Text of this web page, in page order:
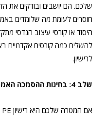
שלכם. הם יושבים ובודקים את
חוסרים לעומת מה שלומדים
היסוד או קורסי עיצוב הנדסי
להשלים כמה קורסים אקדמיים
לרישיון.
שלב 4: בחינות ההסמכה האמריקאיות (FE / PE)